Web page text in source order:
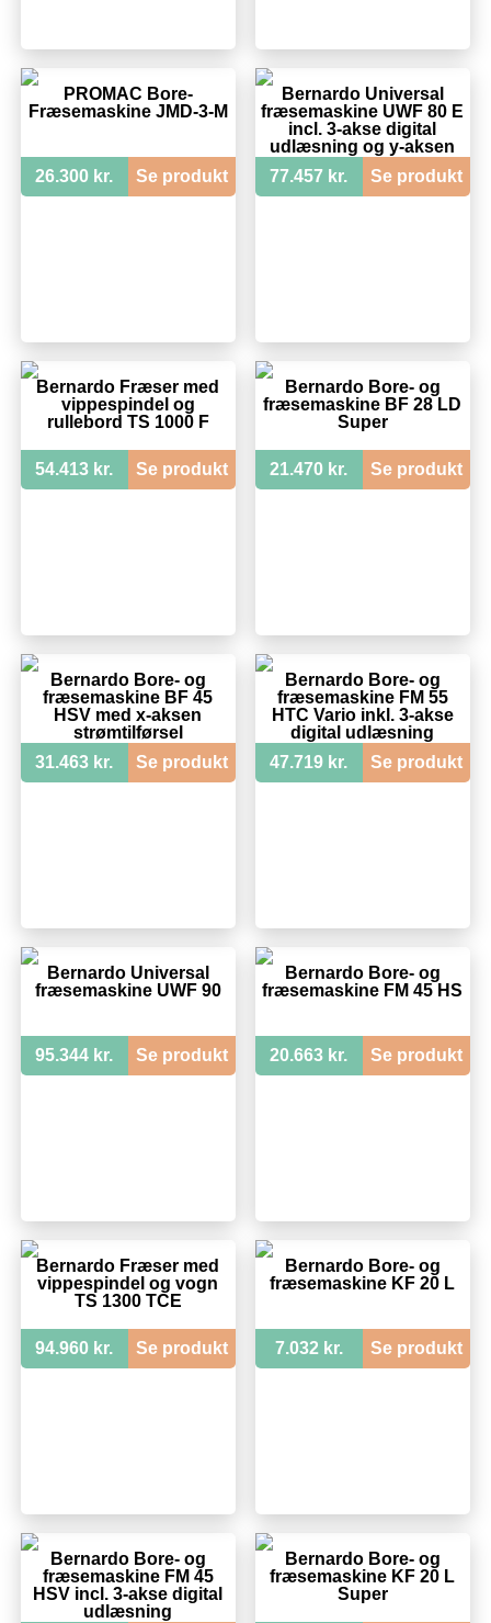
PROMAC Bore-
Fræsemaskine JMD-3-M
26.300 kr. Se produkt
Bernardo Universal
fræsemaskine UWF 80 E
incl. 3-akse digital
udlæsning og y-aksen
77.457 kr. Se produkt
Bernardo Fræser med
vippespindel og
rullebord TS 1000 F
54.413 kr. Se produkt
Bernardo Bore- og
fræsemaskine BF 28 LD
Super
21.470 kr. Se produkt
Bernardo Bore- og
fræsemaskine BF 45
HSV med x-aksen
strømtilførsel
31.463 kr.
Se produkt
Bernardo Bore- og
fræsemaskine FM 55
HTC Vario inkl. 3-akse
digital udlæsning
47.719 kr.
Se produkt
Bernardo Universal
fræsemaskine UWF 90
95.344 kr. Se produkt
Bernardo Bore- og
fræsemaskine FM 45 HS
20.663 kr. Se produkt
Bernardo Fræser med
vippespindel og vogn
TS 1300 TCE
94.960 kr. Se produkt
Bernardo Bore- og
fræsemaskine KF 20 L
7.032 kr. Se produkt
Bernardo Bore- og
fræsemaskine FM 45
HSV incl. 3-akse digital
udlæsning
Bernardo Bore- og
fræsemaskine KF 20 L
Super